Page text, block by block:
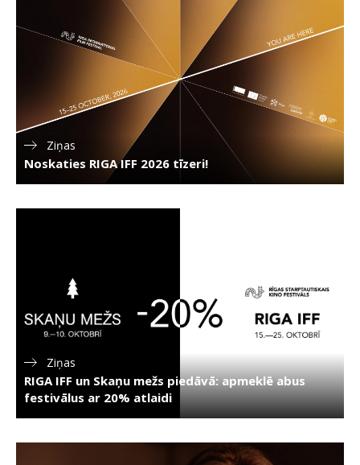
Ziņas
Noskaties RIGA IFF 2026 tīzeri!
Ziņas
RIGA IFF un Skaņu mežs piedāvā: apmeklē abus
festivālus ar 20% atlaidi